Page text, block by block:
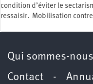
condition d’éviter le
ressaisir. Mobilisation
Qui sommes-nous
Contact -